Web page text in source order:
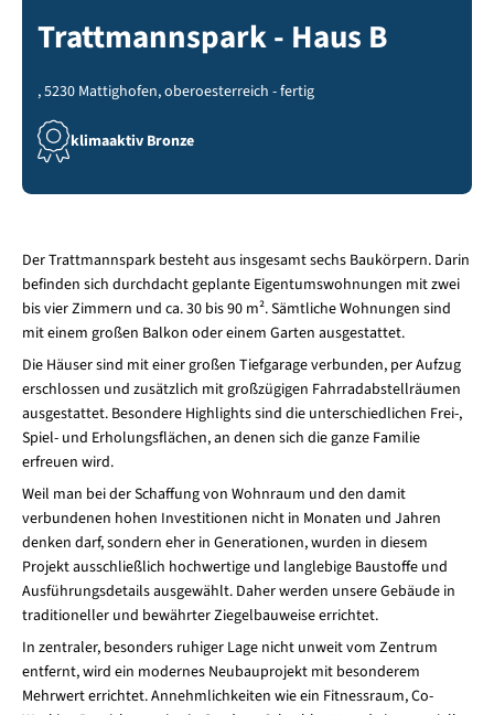
Trattmannspark - Haus B
, 5230 Mattighofen, oberoesterreich - fertig
klimaaktiv Bronze
Der Trattmannspark besteht aus insgesamt sechs Baukörpern. Darin
befinden sich durchdacht geplante Eigentumswohnungen mit zwei
bis vier Zimmern und ca. 30 bis 90 m². Sämtliche Wohnungen sind
mit einem großen Balkon oder einem Garten ausgestattet.
Die Häuser sind mit einer großen Tiefgarage verbunden, per Aufzug
erschlossen und zusätzlich mit großzügigen Fahrradabstellräumen
ausgestattet. Besondere Highlights sind die unterschiedlichen Frei-,
Spiel- und Erholungsflächen, an denen sich die ganze Familie
erfreuen wird.
Weil man bei der Schaffung von Wohnraum und den damit
verbundenen hohen Investitionen nicht in Monaten und Jahren
denken darf, sondern eher in Generationen, wurden in diesem
Projekt ausschließlich hochwertige und langlebige Baustoffe und
Ausführungsdetails ausgewählt. Daher werden unsere Gebäude in
traditioneller und bewährter Ziegelbauweise errichtet.
In zentraler, besonders ruhiger Lage nicht unweit vom Zentrum
entfernt, wird ein modernes Neubauprojekt mit besonderem
Mehrwert errichtet. Annehmlichkeiten wie ein Fitnessraum, Co-